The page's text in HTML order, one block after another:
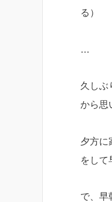
る）
…
久しぶ
から思
夕方に
をして
で、早